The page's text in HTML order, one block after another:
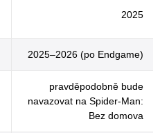
2025
2025–2026 (po Endgame)
pravděpodobně bude
navazovat na Spider-Man:
Bez domova